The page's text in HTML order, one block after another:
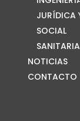
JURÍDICA
SOCIAL
SANITARIA
NOTICIAS
CONTACTO